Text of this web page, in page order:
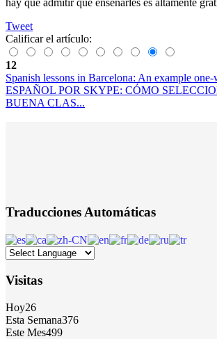
hay que admitir que enseñarles es altamente
Tweet
Calificar el artículo:
12
Spanish lessons in Barcelona: An example one-
ESPAÑOL POR SKYPE: CÓMO
BUENA CLAS...
Traducciones Automáticas
Visitas
Hoy26
Esta Semana376
Este Mes499